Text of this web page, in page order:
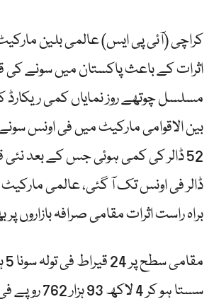
کراچی (آئی پی ایس) عالمی بلین
اثرات کے باعث پاکستان میں سونے کی
مسلسل چوتھے روز نمایاں کمی ریکارڈ
بین الاقوامی مارکیٹ میں فی اونس
ڈالر فی اونس تک آ گئی، عالمی
براہ راست اثرات مقامی صرافہ بازاروں
سستا ہو کر 4